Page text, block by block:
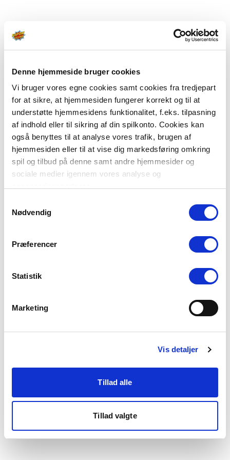
Denne hjemmeside bruger cookies
Vi bruger vores egne cookies samt cookies fra tredjepart
for at sikre, at hjemmesiden fungerer korrekt og til at
understøtte hjemmesidens funktionalitet, f.eks. tilpasning
af indhold eller til sikring af din spilkonto. Cookies kan
også benyttes til at analyse vores trafik, brugen af
hjemmesiden eller til at vise dig markedsføring omkring
spil og tilbud på denne samt andre hjemmesider og
sociale medier igennem vores analyse og
Du kan læse mere om vores brug af cookies under
"Detaljer" eller ved at klikke videre til vores Cookiepolitik,
Nødvendig
Præferencer
Statistik
Marketing
Vis detaljer
Tillad alle
Tillad valgte